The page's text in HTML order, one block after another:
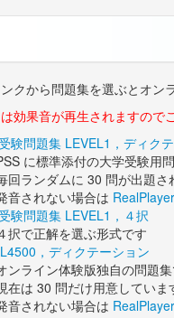
クから問題集を選ぶとオン
効果音が再生されますので
験問題集 LEVEL1，ディク
に標準添付の大学受験用
回ランダムに 30 問が出題さ
音されない場合は
験問題集 LEVEL1，４択
択で正解を選ぶ形式です
，ディクテーション
ンライン体験版独自の問題
在は 30 問だけ用意していま
音されない場合は